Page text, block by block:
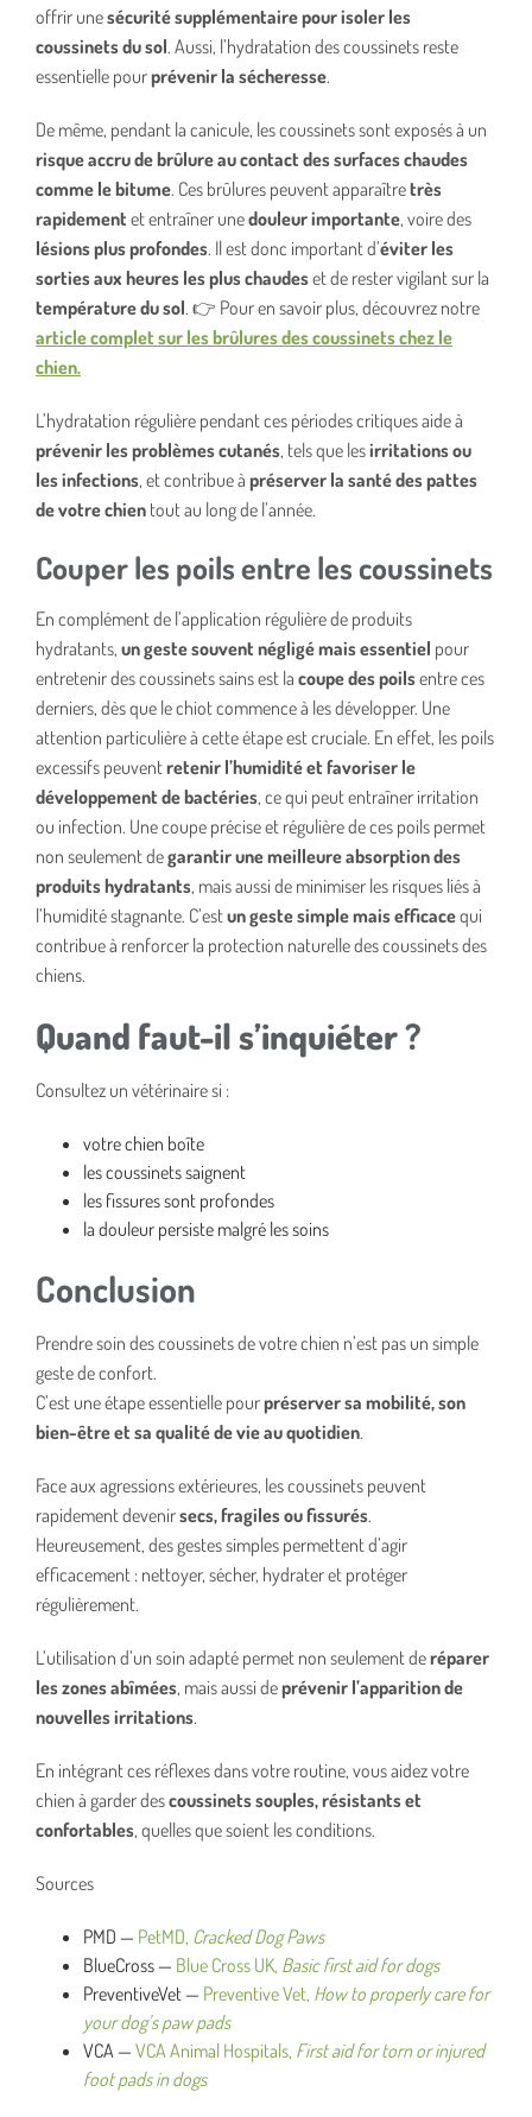
offrir unesécurité supplémentaire pour isoler les
coussinets du sol. Aussi, l’hydratation des coussinets reste
essentielle pourprévenir la sécheresse.
De même, pendant la canicule, les coussinets sont exposés à un
risque accru de brûlure au contact des surfaces chaudes
comme le bitume. Ces brûlures peuvent apparaîtretrès
rapidement et entraîner unedouleur importante, voire des
lésions plus profondes. Il est donc important d’éviter les
sorties aux heures les plus chaudeset de rester vigilant sur la
température du sol. 👉 Pour en savoir plus, découvrez notre
article complet sur les brûlures des coussinets chez le
chien.
L’hydratation régulière pendant ces périodes critiques aide à
prévenir les problèmes cutanés, tels que lesirritations ou
les infections, et contribue à préserver la santé des pattes
de votre chien tout au long de l’année.
Couper les poils entre les coussinets
En complément de l’application régulière de produits
hydratants, un geste souvent négligé mais essentiel pour
entretenir des coussinets sains est la coupe des poilsentre ces
derniers, dès que le chiot commence à les développer. Une
attention particulière à cette étape est cruciale. En effet, les poils
excessifs peuventretenir l’humidité et favoriser le
développement de bactéries, ce qui peut entraîner irritation
ou infection. Une coupe précise et régulière de ces poils permet
non seulement degarantir une meilleure absorption des
produits hydratants, mais aussi de minimiser les risques liés à
l’humidité stagnante. C’estun geste simple mais efficacequi
contribue à renforcer la protection naturelle des coussinets des
chiens.
Quand faut-il s’inquiéter ?
Consultez un vétérinaire si :
votre chien boîte
les coussinets saignent
les fissures sont profondes
la douleur persiste malgré les soins
Conclusion
Prendre soin des coussinets de votre chien n’est pas un simple
geste de confort.
C’est une étape essentielle pourpréserver sa mobilité, son
bien-être et sa qualité de vie au quotidien.
Face aux agressions extérieures, les coussinets peuvent
rapidement devenirsecs, fragiles ou fissurés.
Heureusement, des gestes simples permettent d’agir
efficacement : nettoyer, sécher, hydrater et protéger
régulièrement.
L’utilisation d’un soin adapté permet non seulement deréparer
les zones abîmées, mais aussi deprévenir l’apparition de
nouvelles irritations.
En intégrant ces réflexes dans votre routine, vous aidez votre
chien à garder descoussinets souples, résistants et
confortables, quelles que soient les conditions.
Sources
PMD — PetMD, Cracked Dog Paws
BlueCross — Blue Cross UK, Basic first aid for dogs
PreventiveVet — Preventive Vet, How to properly care for
your dog’s paw pads
VCA — VCA Animal Hospitals, First aid for torn or injured
foot pads in dogs